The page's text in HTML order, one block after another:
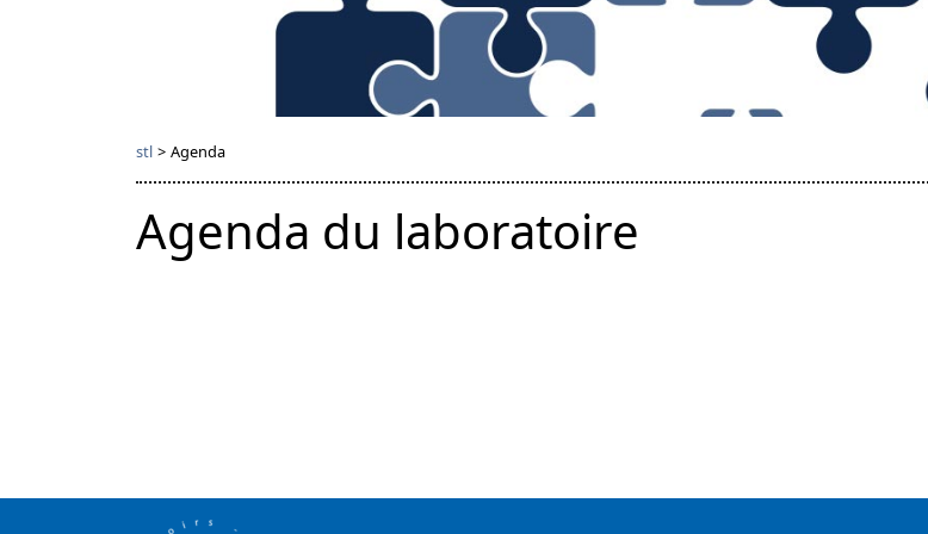
stl > Agenda
Agenda du laboratoire